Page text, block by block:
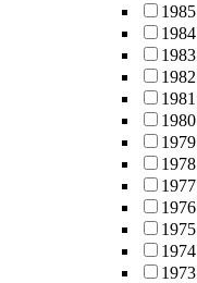
1985
1984
1983
1982
1981
1980
1979
1978
1977
1976
1975
1974
1973